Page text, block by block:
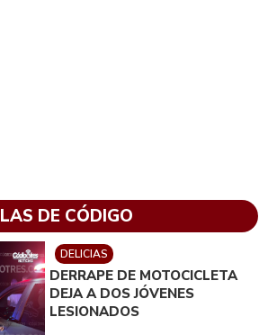
LAS DE CÓDIGO
DELICIAS
DERRAPE DE MOTOCICLETA
DEJA A DOS JÓVENES
LESIONADOS